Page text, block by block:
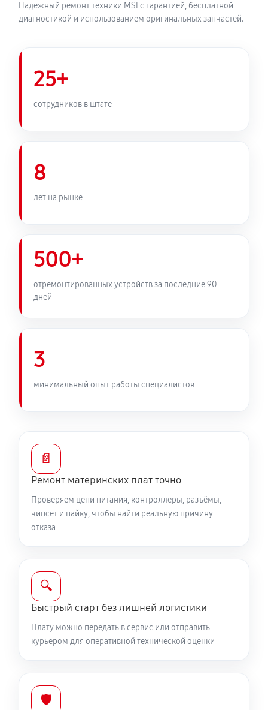
Надёжный ремонт техники MSI с гарантией, бесплатной
диагностикой и использованием оригинальных запчастей.
25+
сотрудников в штате
8
лет на рынке
500+
отремонтированных устройств за последние 90
дней
3
минимальный опыт работы специалистов
📄
Ремонт материнских плат точно
Проверяем цепи питания, контроллеры, разъёмы,
чипсет и пайку, чтобы найти реальную причину
отказа
🔍
Быстрый старт без лишней логистики
Плату можно передать в сервис или отправить
курьером для оперативной технической оценки
🛡️